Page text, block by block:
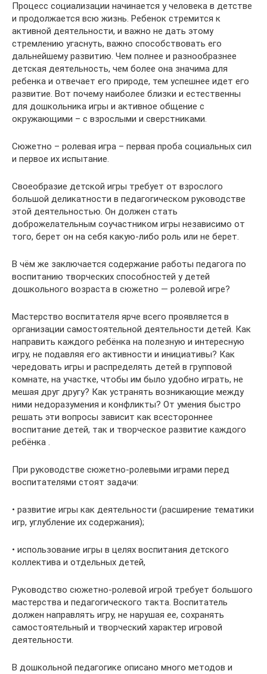
Процесс социализации начинается у человека в детстве
и продолжается всю жизнь. Ребенок стремится к
активной деятельности, и важно не дать этому
стремлению угаснуть, важно способствовать его
дальнейшему развитию. Чем полнее и разнообразнее
детская деятельность, чем более она значима для
ребенка и отвечает его природе, тем успешнее идет его
развитие. Вот почему наиболее близки и естественны
для дошкольника игры и активное общение с
окружающими – с взрослыми и сверстниками.
Сюжетно – ролевая игра – первая проба социальных сил
и первое их испытание.
Своеобразие детской игры требует от взрослого
большой деликатности в педагогическом руководстве
этой деятельностью. Он должен стать
доброжелательным соучастником игры независимо от
того, берет он на себя какую-либо роль или не берет.
В чём же заключается содержание работы педагога по
воспитанию творческих способностей у детей
дошкольного возраста в сюжетно — ролевой игре?
Мастерство воспитателя ярче всего проявляется в
организации самостоятельной деятельности детей. Как
направить каждого ребёнка на полезную и интересную
игру, не подавляя его активности и инициативы? Как
чередовать игры и распределять детей в групповой
комнате, на участке, чтобы им было удобно играть, не
мешая друг другу? Как устранять возникающие между
ними недоразумения и конфликты? От умения быстро
решать эти вопросы зависит как всестороннее
воспитание детей, так и творческое развитие каждого
ребёнка .
При руководстве сюжетно-ролевыми играми перед
воспитателями стоят задачи:
• развитие игры как деятельности (расширение тематики
игр, углубление их содержания);
• использование игры в целях воспитания детского
коллектива и отдельных детей,
Руководство сюжетно-ролевой игрой требует большого
мастерства и педагогического такта. Воспитатель
должен направлять игру, не нарушая ее, сохранять
самостоятельный и творческий характер игровой
деятельности.
В дошкольной педагогике описано много методов и